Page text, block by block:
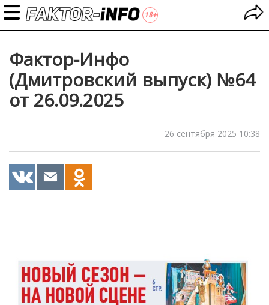
Фактор-Инфо
(Дмитровский выпуск) №64
от 26.09.2025
26 сентября 2025 10:38